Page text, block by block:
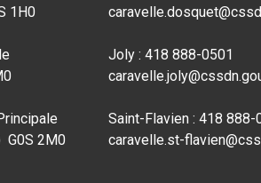
1H0
G0S 2M0
Joly : 418 888-0501
Saint-Flavien : 418 888-
caravelle.st-